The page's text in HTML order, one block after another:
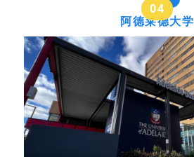
04
阿德莱德大学